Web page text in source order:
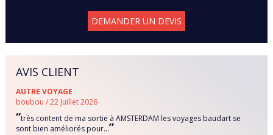
DEMANDER UN DEVIS
AVIS CLIENT
AUTRE VOYAGE
boubou / 22 Juillet 2026
“très content de ma sortie à AMSTERDAM les voyages baudart se
sont bien améliorés pour...”